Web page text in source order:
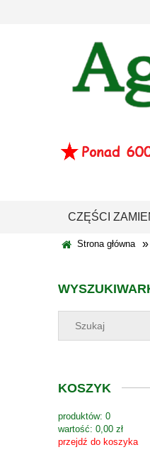
CZĘŚCI
Strona główna »
KOSZYK
produktów: 0
wartość: 0,00 zł
przejdź do koszyka